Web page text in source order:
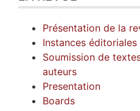
Présentation de la
Instances éditoriales
Soumission de
auteurs
Presentation
Boards